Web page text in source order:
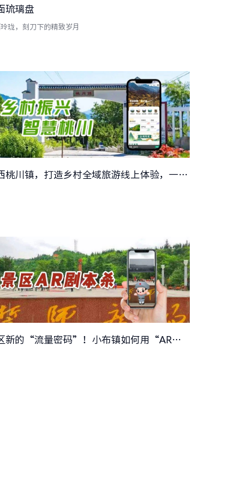
琉璃盘
珑，刻刀下的精致岁月
陕西桃川镇，打造乡村全域旅游线上体验，一部手机开启“智慧田园游”！
景区新的“流量密码”！小布镇如何用“AR剧本杀”讲好景区红色故事？